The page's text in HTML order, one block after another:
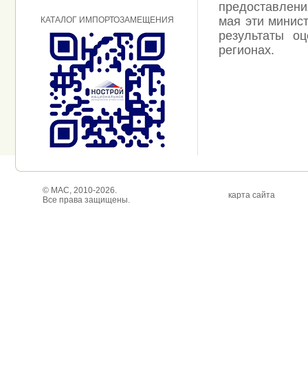
КАТАЛОГ ИМПОРТОЗАМЕЩЕНИЯ
мая эти
результаты
регионах.
© МАС, 2010-2026.
Все права защищены.
карта сайта